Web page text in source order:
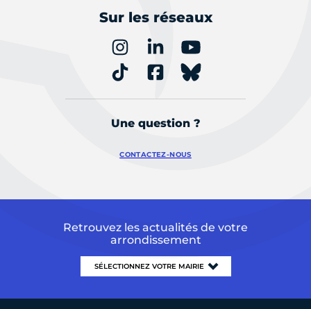
Sur les réseaux
Une question ?
CONTACTEZ-NOUS
Retrouvez les actualités de votre
arrondissement